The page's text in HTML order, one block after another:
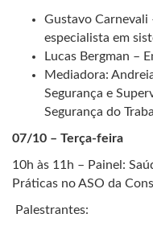
Gustavo Carnevali
especialista em
Lucas Bergman –
Mediadora:
Segurança e
Segurança do
07/10 – Terça-feira
10h às 11h – Painel:
Práticas no ASO da
Palestrantes: